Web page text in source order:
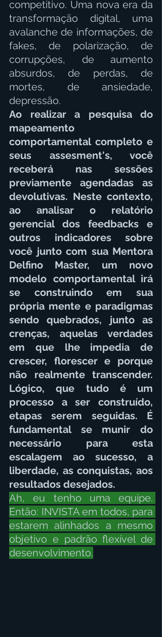
competitivo. Uma nova era da
transformação digital, uma
avalanche de informações, de
fakes, de polarização, de
corrupções, de aumento
absurdos, de perdas, de
mortes, de ansiedade,
depressão.
Ao realizar a pesquisa do
mapeamento
comportamental completo e
seus assesment's, você
receberá nas sessões
previamente agendadas as
devolutivas. Neste contexto,
ao analisar o relatório
gerencial dos feedbacks e
outros indicadores sobre
você junto com sua Mentora
Delfino Master, um novo
modelo comportamental irá
se construindo em sua
própria mente e paradigmas
sendo quebrados, junto as
crenças, aquelas verdades
em que lhe impedia de
crescer, florescer e porque
não realmente transcender.
Lógico, que tudo é um
processo a ser construído,
etapas serem seguidas. É
fundamental se munir do
necessário para esta
escalagem ao sucesso, a
liberdade, as conquistas, aos
resultados desejados.
Ah, eu tenho uma equipe.
Então: INVISTA em todos, para
estarem alinhados a mesmo
objetivo e padrão flexível de
desenvolvimento.